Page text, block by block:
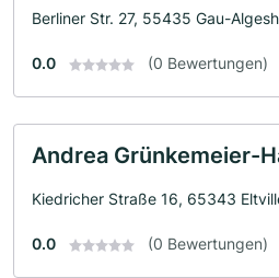
Berliner Str. 27, 55435 Gau-
0.0 (0 Bewertungen)
Andrea Grünkemeier-
Kiedricher Straße 16, 65343
0.0 (0 Bewertungen)